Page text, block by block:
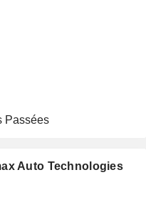
Passées
Auto Technologies